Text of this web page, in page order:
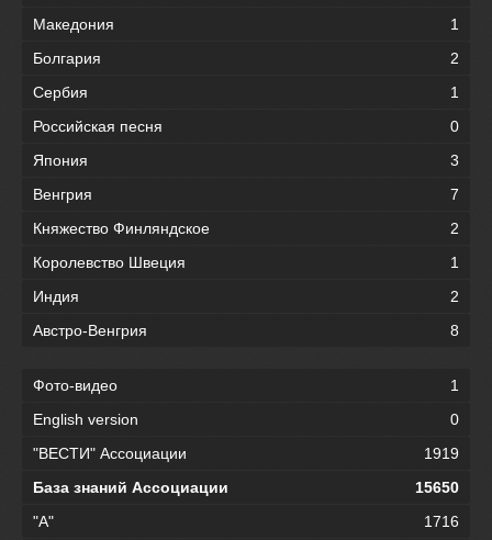
Македония
1
Болгария
2
Сербия
1
Российская песня
0
Япония
3
Венгрия
7
Княжество Финляндское
2
Королевство Швеция
1
Индия
2
Австро-Венгрия
8
Фото-видео
1
English version
0
"ВЕСТИ" Ассоциации
1919
База знаний Ассоциации
15650
"А"
1716